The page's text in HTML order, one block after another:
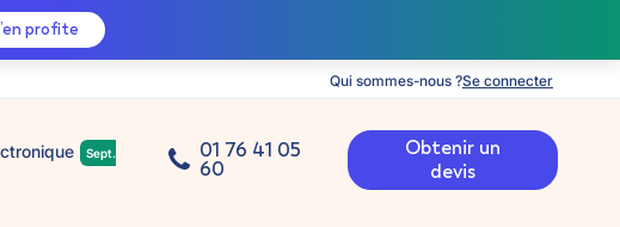
profite
Qui sommes-nous ?Se connecter
Sept.
01 76 41 05
60
Obtenir un
devis